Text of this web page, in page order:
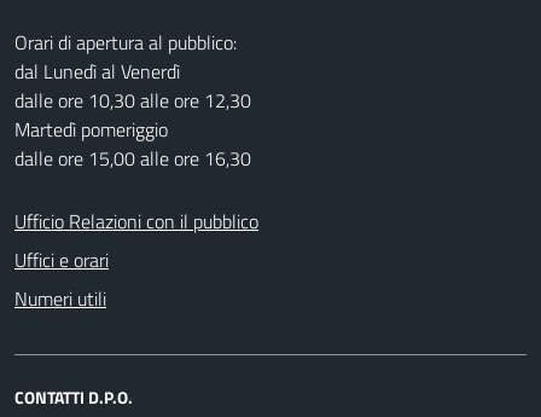
Orari di apertura al pubblico:
dal Lunedì al Venerdì
dalle ore 10,30 alle ore 12,30
Martedì pomeriggio
dalle ore 15,00 alle ore 16,30
Ufficio Relazioni con il pubblico
Uffici e orari
Numeri utili
CONTATTI D.P.O.